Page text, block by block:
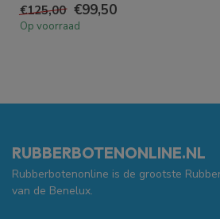
€125,00 €99,50
Op voorraad
RUBBERBOTENONLINE.NL
Rubberbotenonline is de grootste
van de Benelux.